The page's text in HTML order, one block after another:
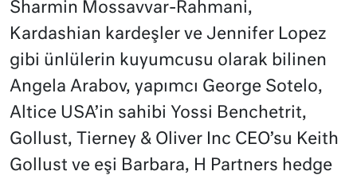
Sharmin Mossavvar-Rahmani,
Kardashian kardeşler ve Jennifer Lopez
gibi ünlülerin kuyumcusu olarak bilinen
Angela Arabov, yapımcı George Sotelo,
Altice USA’in sahibi Yossi Benchetrit,
Gollust, Tierney & Oliver Inc CEO’su Keith
Gollust ve eşi Barbara, H Partners hedge